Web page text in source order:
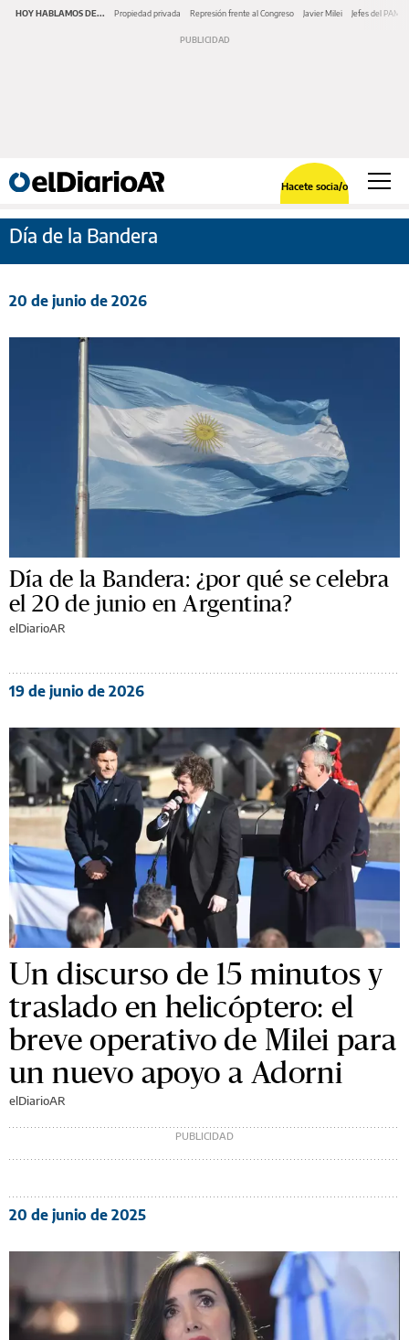
HOY HABLAMOS DE... Propiedad privada Represión frente al Congreso Javier Milei Jefes del PAMI
Hacete socia/o
Día de la Bandera
20 de junio de 2026
Día de la Bandera: ¿por qué se celebra
el 20 de junio en Argentina?
elDiarioAR
19 de junio de 2026
Un discurso de 15 minutos y
traslado en helicóptero: el
breve operativo de Milei para
un nuevo apoyo a Adorni
elDiarioAR
20 de junio de 2025